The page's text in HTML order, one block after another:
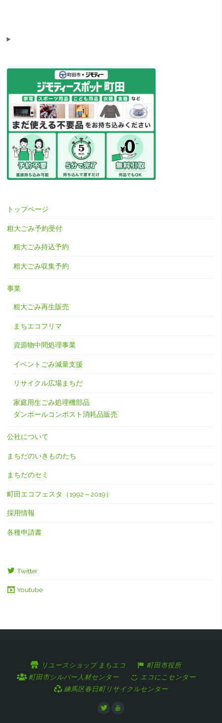
トップページ
粗大ごみ予約受付
粗大ごみ持込予約
粗大ごみ収集予約
事業
粗大ごみ再生販売
まちエコフリマ
資源物中間処理事業
イベントごみ減量支援
リサイクル広場まちだ
家庭用生ごみ処理機部品
ダンボールコンポスト消耗品販売
公社について
まちだのいきものたち
まちだのセミ
町田エコフェスタ（1992～2019）
採用情報
各種申請書
Twitter
Youtube
リユースショップ まちエコ
町田市役所
町田市シルバー人材センター
エコにこセンター
練馬区春日町リサイクルセンター